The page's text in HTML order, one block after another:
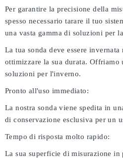
Per garantire la precisione della
spesso necessario tarare il tuo
una vasta gamma di soluzioni per
La tua sonda deve essere
ottimizzare la sua durata. Offriamo
soluzioni per l'inverno.
Pronto all'uso immediato:
La nostra sonda viene spedita in
di conservazione esclusiva per un
Tempo di risposta molto rapido:
La sua superficie di misurazione in